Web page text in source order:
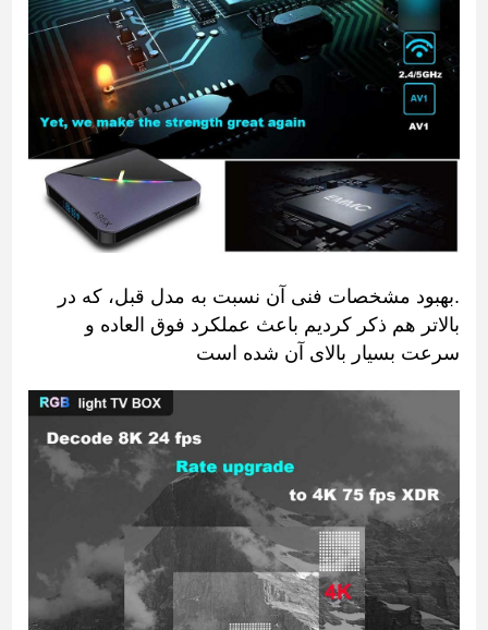
.بهبود مشخصات فنی آن نسبت به مدل قبل، که در
بالاتر هم ذکر کردیم باعث عملکرد فوق العاده و
سرعت بسیار بالای آن شده است